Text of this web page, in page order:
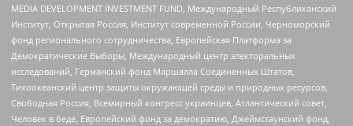
MEDIA DEVELOPMENT INVESTMENT FUND, Международный Республиканский
Институт, Открытая Россия, Институт современной России, Черноморский
фонд регионального сотрудничества, Европейская Платформа за
Демократические Выборы, Международный центр электоральных
исследований, Германский фонд Маршалла Соединенных Штатов,
Тихоокеанский центр защиты окружающей среды и природных ресурсов,
Свободная Россия, Всемирный конгресс украинцев, Атлантический совет,
Человек в беде, Европейский фонд за демократию, Джеймстаунский фонд,